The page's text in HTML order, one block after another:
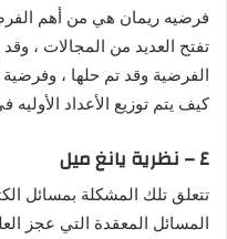
فرضيه ريمان هي من أهم
تفتح العديد من المجالات ، وقد
الفرضية وقد تم حلها ،
كيف يتم توزيع الأعداد الأوليه
٤ – نظرية يانغ ميل
تتعلق تلك المشكلة بمسائل
المسائل المعقدة التي عجز